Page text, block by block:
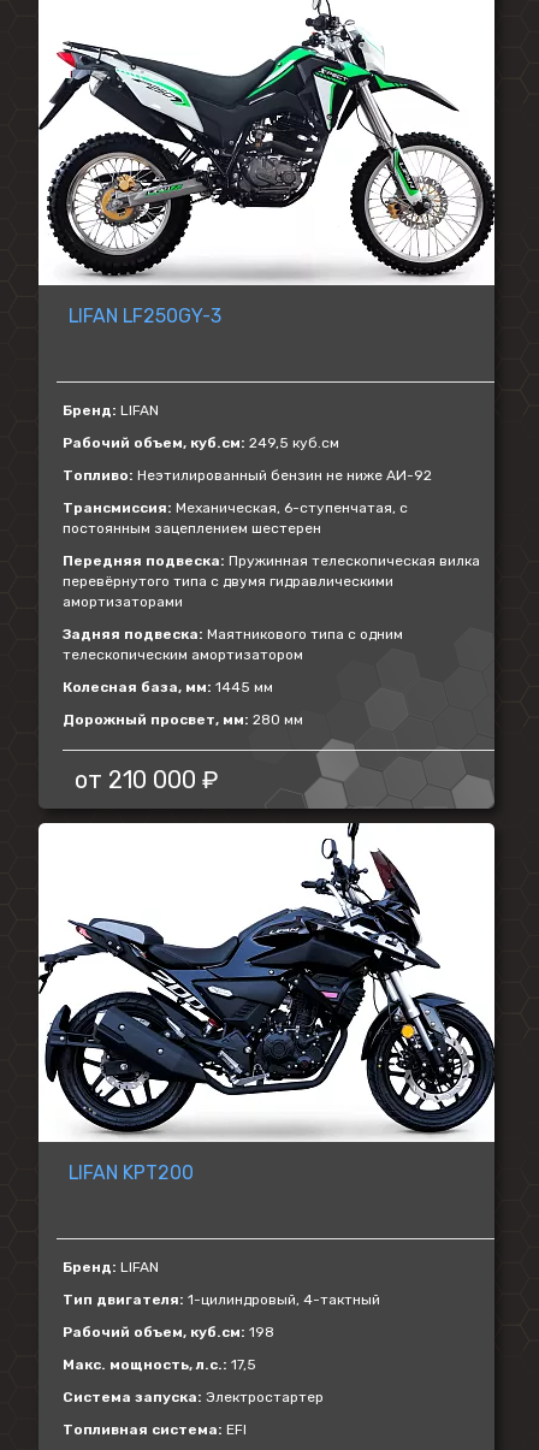
LIFAN LF250GY-3
Бренд: LIFAN
Рабочий объем, куб.см: 249,5 куб.см
Топливо: Неэтилированный бензин не ниже АИ-92
Трансмиссия: Механическая, 6-ступенчатая, с
постоянным зацеплением шестерен
Передняя подвеска: Пружинная телескопическая вилка
перевёрнутого типа с двумя гидравлическими
амортизаторами
Задняя подвеска: Маятникового типа с одним
телескопическим амортизатором
Колесная база, мм: 1445 мм
Дорожный просвет, мм: 280 мм
от 210 000 ₽
LIFAN KPT200
Бренд: LIFAN
Тип двигателя: 1-цилиндровый, 4-тактный
Рабочий объем, куб.см: 198
Макс. мощность, л.с.: 17,5
Система запуска: Электростартер
Топливная система: EFI